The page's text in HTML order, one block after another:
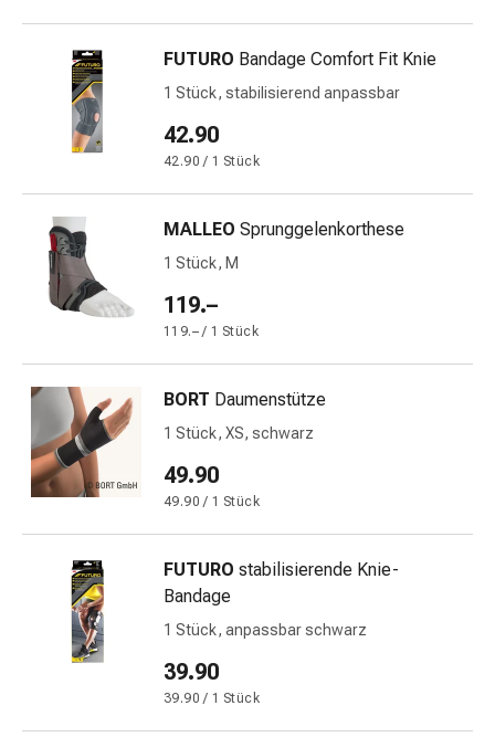
Störung
Gedächtnis-
Konzentrationsstörung
&
Heuschnupfen
Nase
Hämorrhoiden
Magenbrennen
&
Erbrechen
Verdauung,
Blähungen
Krämpfe
Medizinische
Hautpflege
Ekzeme
FUTURO Bandage Comfort Fit Knie
1 Stück, stabilisierend anpassbar
42.90
42.90 / 1 Stück
MALLEO Sprunggelenkorthese
1 Stück, M
119.–
119.– / 1 Stück
BORT Daumenstütze
1 Stück, XS, schwarz
49.90
49.90 / 1 Stück
FUTURO stabilisierende Knie-
Bandage
1 Stück, anpassbar schwarz
39.90
39.90 / 1 Stück